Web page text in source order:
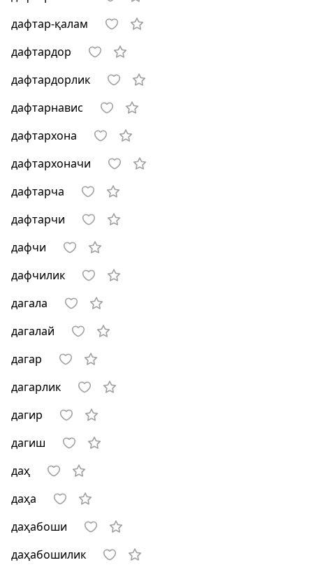
дафтар-қалам
дафтардор
дафтардорлик
дафтарнавис
дафтархона
дафтархоначи
дафтарча
дафтарчи
дафчи
дафчилик
дагала
дагалай
дагар
дагарлик
дагир
дагиш
даҳ
даҳа
даҳабоши
даҳабошилик